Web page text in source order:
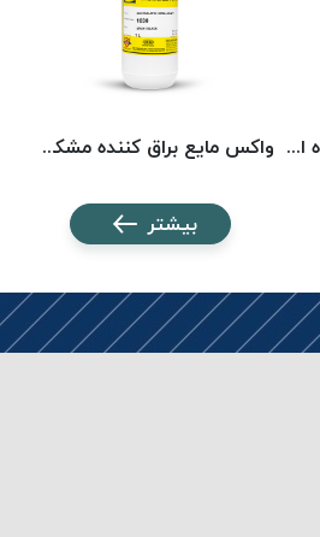
واکس مایع براق کننده قهوه ای روتا 1033 ROTA واکس مایع براق کننده مشکی روتا 1030 ROTA
بیشتر